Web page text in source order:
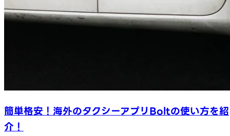
簡単格安！海外のタクシーアプリBoltの使い方を紹
介！